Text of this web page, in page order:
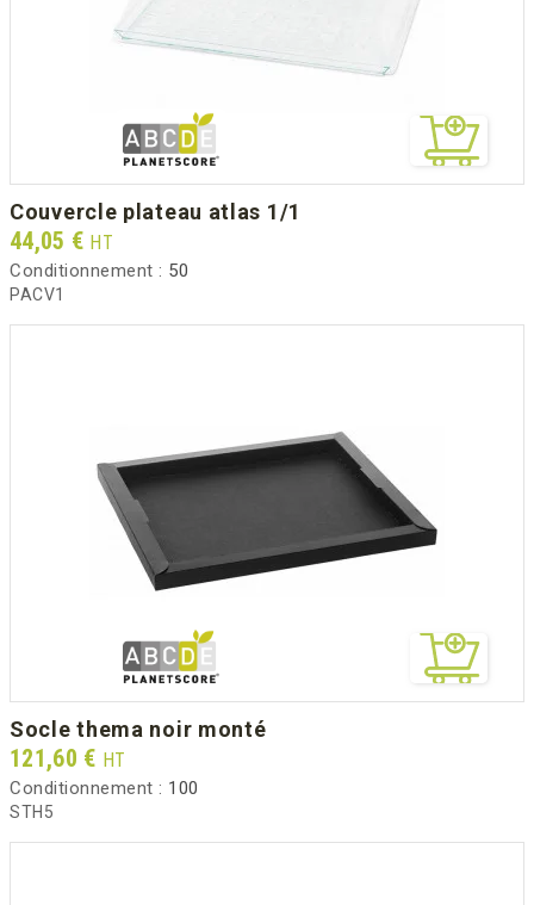
couvercle plateau atlas 1/1
Prix
44,05 € HT
Conditionnement : 50
PACV1
socle thema noir monté
Prix
121,60 € HT
Conditionnement : 100
STH5